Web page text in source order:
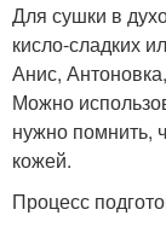
Для сушки в
кисло-сладких
Анис,
Можно
нужно помнить,
кожей.
Процесс